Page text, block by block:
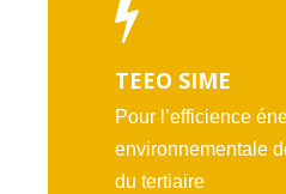
TEEO SIME
Pour l’efficience
environnementale
du tertiaire